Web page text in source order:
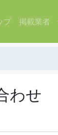
プ 掲載業者
わせ